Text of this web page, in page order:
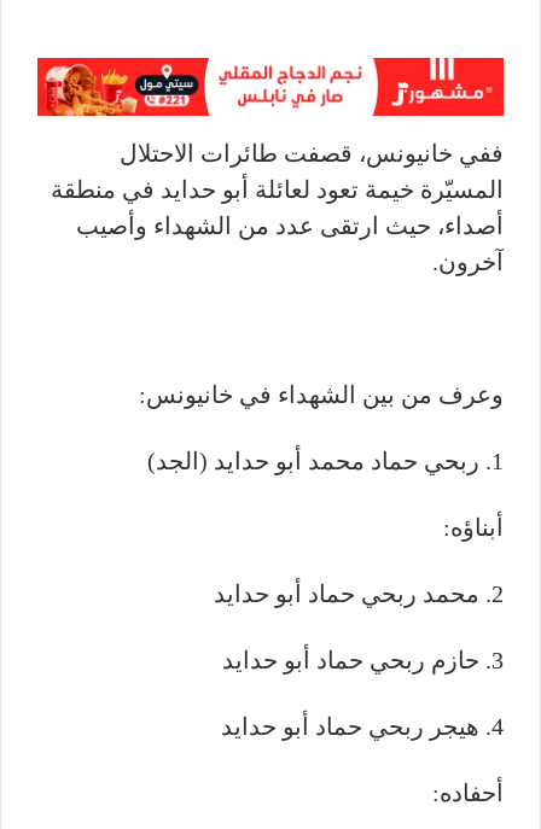
ففي خانيونس، قصفت طائرات الاحتلال
المسيّرة خيمة تعود لعائلة أبو حدايد في منطقة
أصداء، حيث ارتقى عدد من الشهداء وأصيب
آخرون.
وعرف من بين الشهداء في خانيونس:
1. ربحي حماد محمد أبو حدايد (الجد)
أبناؤه:
2. محمد ربحي حماد أبو حدايد
3. حازم ربحي حماد أبو حدايد
4. هيجر ربحي حماد أبو حدايد
أحفاده: